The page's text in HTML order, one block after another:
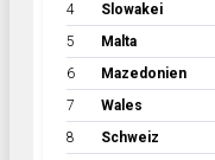
4 Slowakei
5 Malta
6 Mazedonien
7 Wales
8 Schweiz